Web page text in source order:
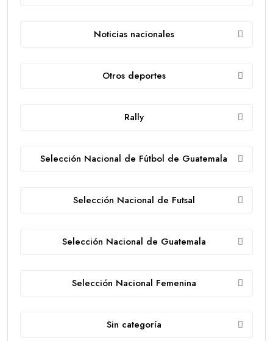
Noticias nacionales
Otros deportes
Rally
Selección Nacional de Fútbol de Guatemala
Selección Nacional de Futsal
Selección Nacional de Guatemala
Selección Nacional Femenina
Sin categoría